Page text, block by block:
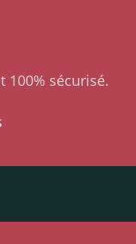
100% sécurisé.